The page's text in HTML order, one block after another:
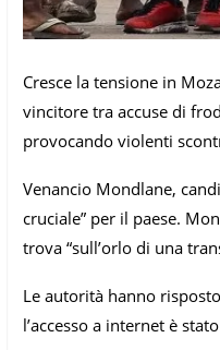
Cresce la tensione in
vincitore tra accuse di
provocando violenti
Venancio Mondlane,
cruciale” per il paese.
trova “sull’orlo di una
Le autorità hanno
l’accesso a internet è